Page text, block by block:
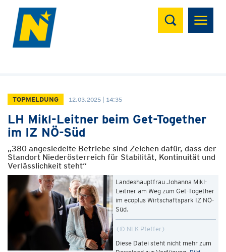
Suchen
TOPMELDUNG 12.03.2025 | 14:35
LH Mikl-Leitner beim Get-Together
im IZ NÖ-Süd
„380 angesiedelte Betriebe sind Zeichen dafür, dass der
Standort Niederösterreich für Stabilität, Kontinuität und
Verlässlichkeit steht“
Landeshauptfrau Johanna Mikl-
Leitner am Weg zum Get-Together
im ecoplus Wirtschaftspark IZ NÖ-
Süd.
© NLK Pfeffer
Diese Datei steht nicht mehr zum